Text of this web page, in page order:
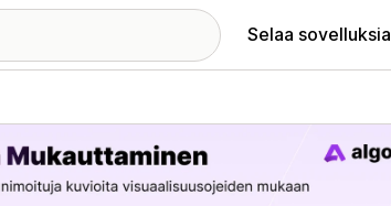
Selaa sovelluksia